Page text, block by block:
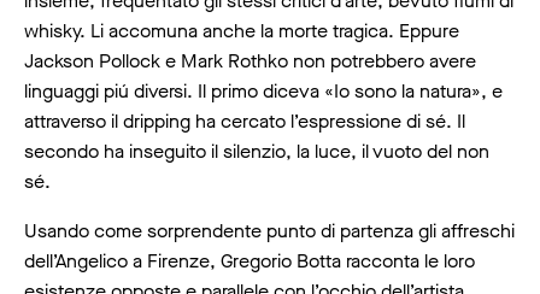
whisky. Li accomuna anche la morte tragica. Eppure
Jackson Pollock e Mark Rothko non potrebbero avere
linguaggi piú diversi. Il primo diceva «Io sono la natura», e
attraverso il dripping ha cercato l’espressione di sé. Il
secondo ha inseguito il silenzio, la luce, il vuoto del non
sé.
Usando come sorprendente punto di partenza gli affreschi
dell’Angelico a Firenze, Gregorio Botta racconta le loro